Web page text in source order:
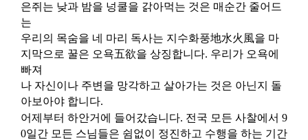
은쥐는 낮과 밤을 넝쿨을 갉아먹는 것은 매순간 줄어드
는
우리의 목숨을 네 마리 독사는 지수화풍地水火風을 마
지막으로 꿀은 오욕五欲을 상징합니다. 우리가 오욕에
빠져
나 자신이나 주변을 망각하고 살아가는 것은 아닌지 돌
아보아야 합니다.
어제부터 하안거에 들어갔습니다. 전국 모든 사찰에서 9
0일간 모든 스님들은 쉼없이 정진하고 수행을 하는 기간